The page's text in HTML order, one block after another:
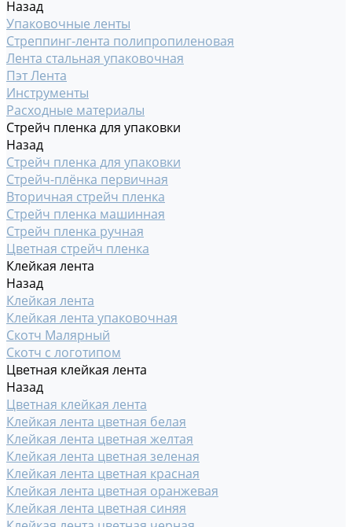
Назад
Упаковочные ленты
Стреппинг-лента полипропиленовая
Лента стальная упаковочная
Пэт Лента
Инструменты
Расходные материалы
Стрейч пленка для упаковки
Назад
Стрейч пленка для упаковки
Стрейч-плёнка первичная
Вторичная стрейч пленка
Стрейч пленка машинная
Стрейч пленка ручная
Цветная стрейч пленка
Клейкая лента
Назад
Клейкая лента
Клейкая лента упаковочная
Скотч Малярный
Скотч с логотипом
Цветная клейкая лента
Назад
Цветная клейкая лента
Клейкая лента цветная белая
Клейкая лента цветная желтая
Клейкая лента цветная зеленая
Клейкая лента цветная красная
Клейкая лента цветная оранжевая
Клейкая лента цветная синяя